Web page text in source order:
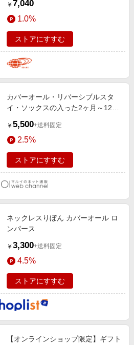
91:ﾎﾞﾃﾞｨ♯84､ﾄｲ♯91 2(ﾎﾞﾃﾞｨ80㎝)
￥ 7,040
1.0%
ストアにすすむ
カバーオール・リバーシブルスタ
イ・ソックスの入った2ヶ月～12ヶ
ンダー
￥ 5,500+送料固定
2.5%
ストアにすすむ
ネックレスりぼん カバーオール ロ
ンパース
￥ 3,300+送料固定
4.5%
ストアにすすむ
【オンラインショップ限定】ギフト